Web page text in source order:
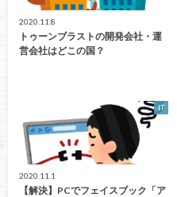
2020.11.8
トゥーンブラストの開発会社・運
営会社はどこの国？
IT
2020.11.1
【解決】PCでフェイスブック「ア